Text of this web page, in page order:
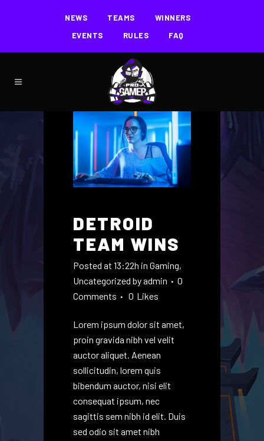
NEWS TEAMS
WINNERS
EVENTS
RULES FAQ
DETROID
TEAM WINS
Posted at 13:22h in Gaming,
Uncategorized byadmin
0
Comments
0 Likes
Lorem ipsum dolor sit amet,
proin gravida nibh vel velit
auctor aliquet. Aenean
sollicitudin, lorem quis
bibendum auctor, nisi elit
consequat ipsum, nec
sagittis sem nibh id elit. Duis
sed odio sit amet nibh